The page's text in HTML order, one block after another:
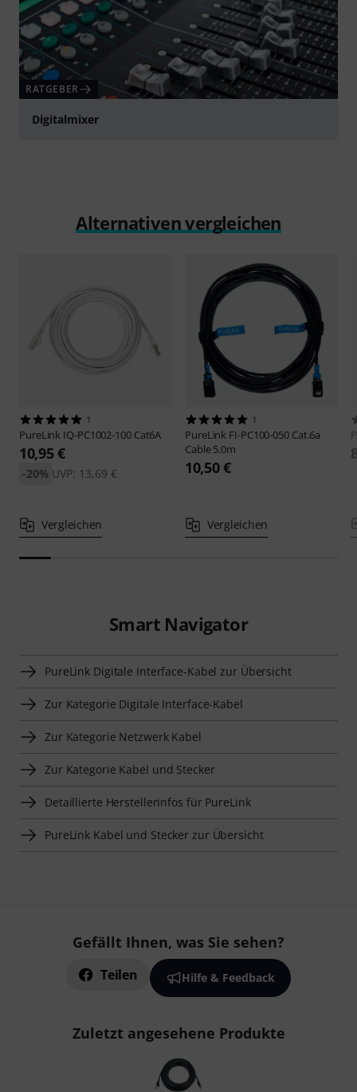
RATGEBER
Digitalmixer
Alternativen vergleichen
1
PureLink IQ-PC1002-100 Cat6A
10,95 €
UVP: 13,69 €
-20%
Vergleichen
1
PureLink FI-PC100-050 Cat.6a
Cable 5.0m
10,50 €
Vergleichen
Smart Navigator
PureLink Digitale Interface-Kabel zur Übersicht
Zur Kategorie Digitale Interface-Kabel
Zur Kategorie Netzwerk Kabel
Zur Kategorie Kabel und Stecker
Detaillierte Herstellerinfos für PureLink
PureLink Kabel und Stecker zur Übersicht
Gefällt Ihnen, was Sie sehen?
Teilen Hilfe & Feedback
Zuletzt angesehene Produkte